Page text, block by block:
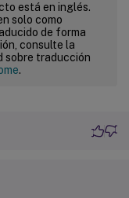
está en inglés.
solo como
de forma
consulte la
sobre traducción
.